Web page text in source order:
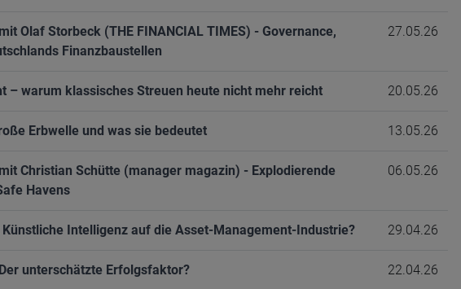
Olaf Storbeck (THE FINANCIAL TIMES) - Governance,
Finanzbaustellen
27.05.26
– warum klassisches Streuen heute nicht mehr reicht 20.05.26
Erbwelle und was sie bedeutet 13.05.26
Christian Schütte (manager magazin) - Explodierende
Havens
06.05.26
Intelligenz auf die Asset-Management-Industrie? 29.04.26
unterschätzte Erfolgsfaktor? 22.04.26